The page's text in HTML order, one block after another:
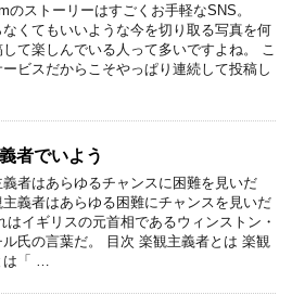
のストーリーはすごくお手軽なSNS。
くてもいいような今を切り取る写真を何
て楽しんでいる人って多いですよね。 こ
ービスだからこそやっぱり連続して投稿し
者でいよう
義者はあらゆるチャンスに困難を見いだ
義者はあらゆる困難にチャンスを見いだ
はイギリスの元首相であるウィンストン・
氏の言葉だ。 目次 楽観主義者とは 楽観
「 …